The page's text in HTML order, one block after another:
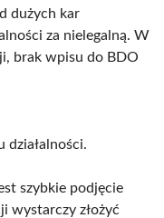
dużych kar
za nielegalną. W
brak wpisu do BDO
szybkie podjęcie
wystarczy złożyć